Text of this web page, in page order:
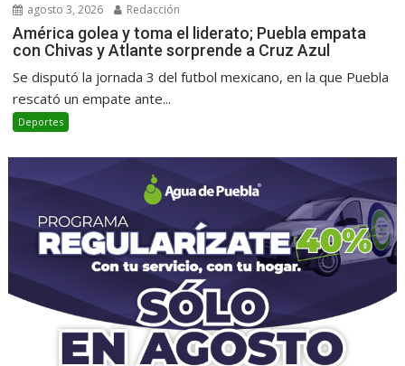
agosto 3, 2026 Redacción
América golea y toma el liderato; Puebla empata
con Chivas y Atlante sorprende a Cruz Azul
Se disputó la jornada 3 del futbol mexicano, en la que Puebla
rescató un empate ante...
Deportes